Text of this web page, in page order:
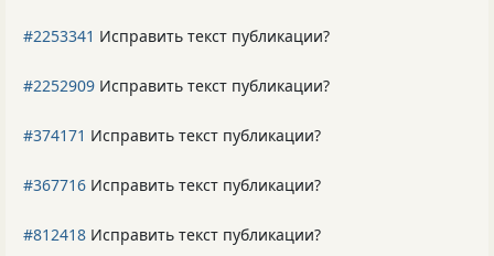
#2253341 Исправить текст публикации?
#2252909 Исправить текст публикации?
#374171 Исправить текст публикации?
#367716 Исправить текст публикации?
#812418 Исправить текст публикации?